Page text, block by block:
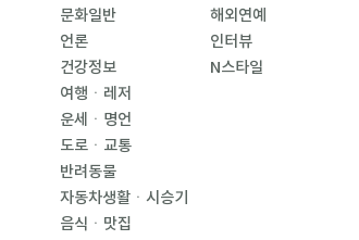
문화일반
언론
건강정보
여행ㆍ레저
운세ㆍ명언
도로ㆍ교통
반려동물
자동차생활ㆍ시승기
음식ㆍ맛집
해외연예
인터뷰
N스타일